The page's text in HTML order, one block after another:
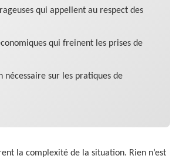
qui appellent au respect des
qui freinent les prises de
nécessaire sur les pratiques de
la complexité de la situation. Rien n’est